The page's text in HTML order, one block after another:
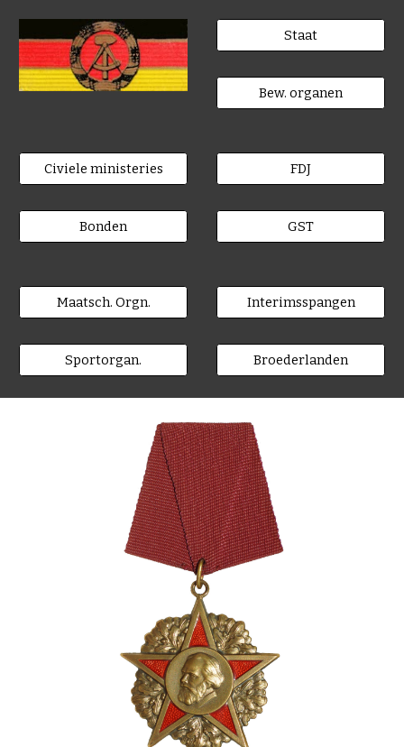
Staat
Bew. organen
Civiele ministeries
Bonden
FDJ
GST
Maatsch. Orgn.
Sportorgan.
Interimsspangen
Broederlanden